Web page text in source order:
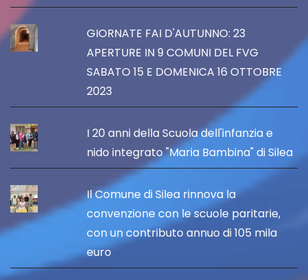
GIORNATE FAI D'AUTUNNO: 23
APERTURE IN 9 COMUNI DEL FVG
SABATO 15 E DOMENICA 16 OTTOBRE
2023
I 20 anni della Scuola dell'infanzia e
nido integrato "Maria Bambina" di Silea
Il Comune di Silea rinnova la
convenzione con le scuole paritarie,
con un contributo annuo di 105 mila
euro